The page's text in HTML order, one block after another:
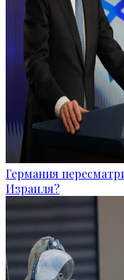
Германия
Израиля?